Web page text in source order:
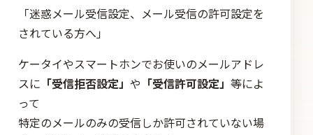
「迷惑メール受信設定、メール受信の許可設定を
されている方へ」
ケータイやスマートホンでお使いのメールアドレ
スに 「受信拒否設定」 や 「受信許可設定」 等によ
って
特定のメールのみの受信しか許可されていない場